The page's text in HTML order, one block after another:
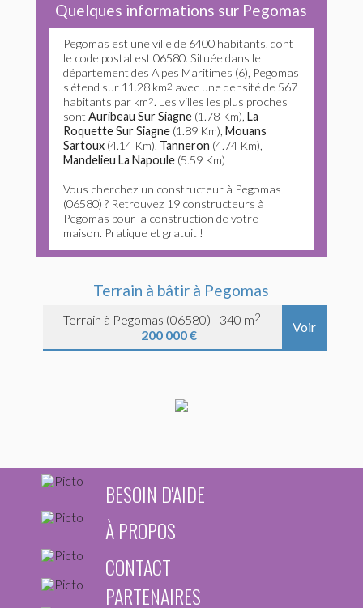
Quelques informations sur Pegomas
Pegomas est une ville de 6400 habitants, dont
le code postal est 06580. Située dans le
département des Alpes Maritimes (6), Pegomas
s'étend sur 11.28 km2 avec une densité de 567
habitants par km2. Les villes les plus proches
sontAuribeau Sur Siagne (1.78 Km),La
Roquette Sur Siagne (1.89 Km),Mouans
Sartoux (4.14 Km), Tanneron (4.74 Km),
Mandelieu La Napoule (5.59 Km)
Vous cherchez un constructeur à Pegomas
(06580) ? Retrouvez 19 constructeurs à
Pegomas pour la construction de votre
maison. Pratique et gratuit !
Terrain à bâtir à Pegomas
Terrain à Pegomas (06580) - 340 m2
200 000 €
Voir
BESOIN D'AIDE
À PROPOS
CONTACT
PARTENAIRES